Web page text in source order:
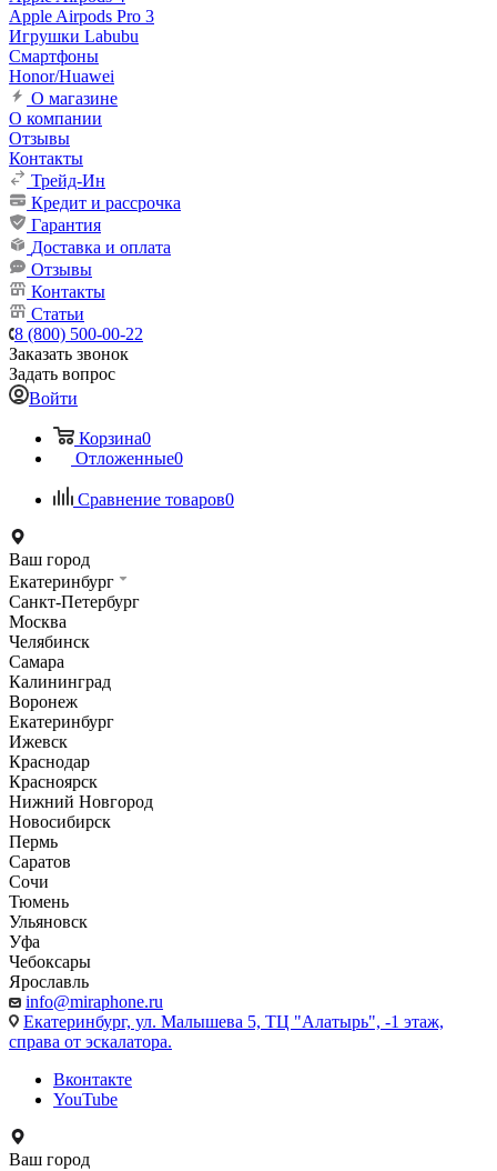
Apple Airpods Pro 3
Игрушки Labubu
Смартфоны
Honor/Huawei
О магазине
О компании
Отзывы
Контакты
Трейд-Ин
Кредит и рассрочка
Гарантия
Доставка и оплата
Отзывы
Контакты
Статьи
8 (800) 500-00-22
Заказать звонок
Задать вопрос
Войти
Корзина0
Отложенные0
Сравнение товаров0
Ваш город
Екатеринбург
Санкт-Петербург
Москва
Челябинск
Самара
Калининград
Воронеж
Екатеринбург
Ижевск
Краснодар
Красноярск
Нижний Новгород
Новосибирск
Пермь
Саратов
Сочи
Тюмень
Ульяновск
Уфа
Чебоксары
Ярославль
info@miraphone.ru
Екатеринбург, ул. Малышева 5, ТЦ "Алатырь", -1 этаж,
справа от эскалатора.
Вконтакте
YouTube
Ваш город